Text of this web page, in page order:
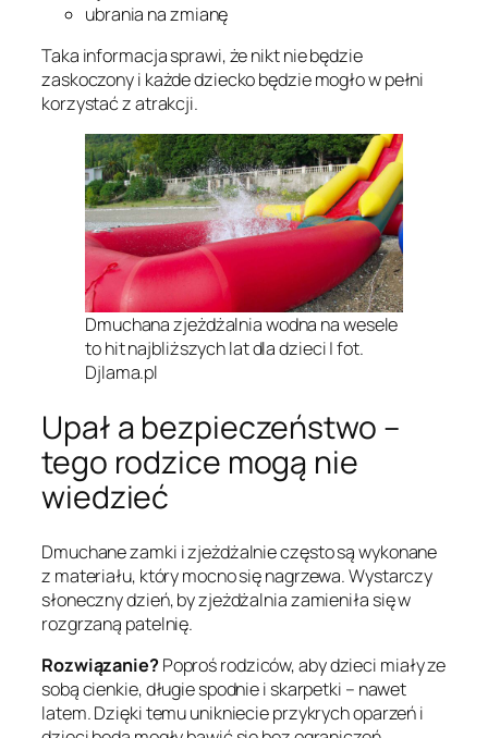
ubrania na zmianę
Taka informacja sprawi, że nikt nie będzie
zaskoczony i każde dziecko będzie mogło w pełni
korzystać z atrakcji.
Dmuchana zjeżdżalnia wodna na wesele
to hit najbliższych lat dla dzieci | fot.
Djlama.pl
Upał a bezpieczeństwo –
tego rodzice mogą nie
wiedzieć
Dmuchane zamki i zjeżdżalnie często są wykonane
z materiału, który mocno się nagrzewa. Wystarczy
słoneczny dzień, by zjeżdżalnia zamieniła się w
rozgrzaną patelnię.
Rozwiązanie?Poproś rodziców, aby dzieci miały ze
sobą cienkie, długie spodnie i skarpetki – nawet
latem. Dzięki temu unikniecie przykrych oparzeń i